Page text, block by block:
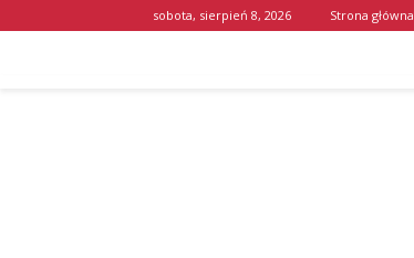
sobota, sierpień 8, 2026 Strona główna